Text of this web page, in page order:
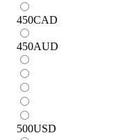
450CAD
450AUD
500USD